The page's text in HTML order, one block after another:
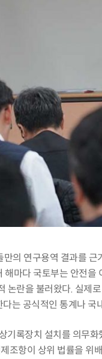
만의 연구용역 결과를
해마다 국토부는 안전을
논란을 불러왔다. 실제로
는 공식적인 통계나 국
기록장치 설치를 의무화
조항이 상위 법률을 위